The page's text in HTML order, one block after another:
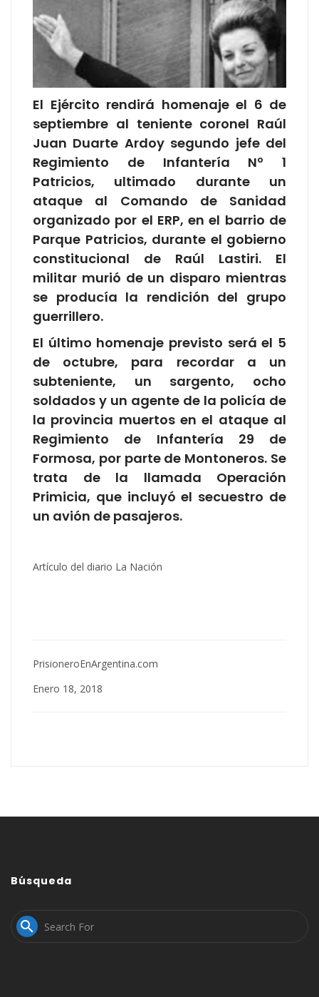
El Ejército rendirá homenaje el 6 de
septiembre al teniente coronel Raúl
Juan Duarte Ardoy segundo jefe del
Regimiento de Infantería Nº 1
Patricios, ultimado durante un
ataque al Comando de Sanidad
organizado por el ERP, en el barrio de
Parque Patricios, durante el gobierno
constitucional de Raúl Lastiri. El
militar murió de un disparo mientras
se producía la rendición del grupo
guerrillero.
El último homenaje previsto será el 5
de octubre, para recordar a un
subteniente, un sargento, ocho
soldados y un agente de la policía de
la provincia muertos en el ataque al
Regimiento de Infantería 29 de
Formosa, por parte de Montoneros. Se
trata de la llamada Operación
Primicia, que incluyó el secuestro de
un avión de pasajeros.
Artículo del diario La Nación
PrisioneroEnArgentina.com
Enero 18, 2018
Búsqueda
